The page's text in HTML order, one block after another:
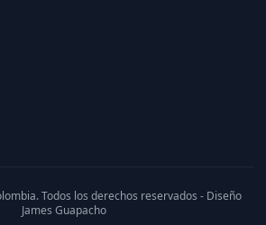
Todos los derechos reservados - Diseño
James Guapacho